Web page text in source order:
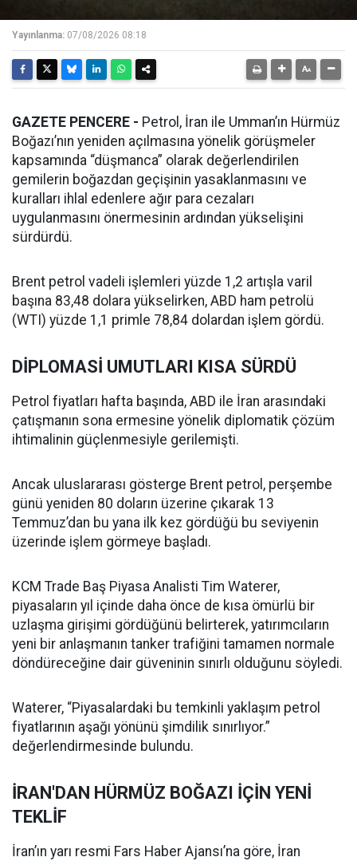
Yayınlanma: 07/08/2026 08:18
GAZETE PENCERE - Petrol, İran ile Umman’ın Hürmüz
Boğazı’nın yeniden açılmasına yönelik görüşmeler
kapsamında “düşmanca” olarak değerlendirilen
gemilerin boğazdan geçişinin yasaklanmasını ve
kuralları ihlal edenlere ağır para cezaları
uygulanmasını önermesinin ardından yükselişini
sürdürdü.
Brent petrol vadeli işlemleri yüzde 1,2 artışla varil
başına 83,48 dolara yükselirken, ABD ham petrolü
(WTI) yüzde 1,1 primle 78,84 dolardan işlem gördü.
DİPLOMASİ UMUTLARI KISA SÜRDÜ
Petrol fiyatları hafta başında, ABD ile İran arasındaki
çatışmanın sona ermesine yönelik diplomatik çözüm
ihtimalinin güçlenmesiyle gerilemişti.
Ancak uluslararası gösterge Brent petrol, perşembe
günü yeniden 80 doların üzerine çıkarak 13
Temmuz’dan bu yana ilk kez gördüğü bu seviyenin
üzerinde işlem görmeye başladı.
KCM Trade Baş Piyasa Analisti Tim Waterer,
piyasaların yıl içinde daha önce de kısa ömürlü bir
uzlaşma girişimi gördüğünü belirterek, yatırımcıların
yeni bir anlaşmanın tanker trafiğini tamamen normale
döndüreceğine dair güveninin sınırlı olduğunu söyledi.
Waterer, “Piyasalardaki bu temkinli yaklaşım petrol
fiyatlarının aşağı yönünü şimdilik sınırlıyor.”
değerlendirmesinde bulundu.
İRAN'DAN HÜRMÜZ BOĞAZI İÇİN YENİ
TEKLİF
İran’ın yarı resmi Fars Haber Ajansı’na göre, İran